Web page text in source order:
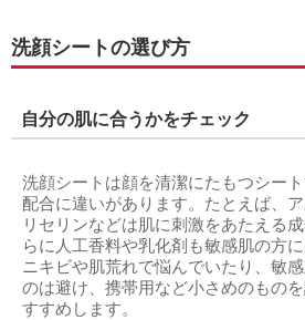
洗顔シートの選び方
自分の肌に合うかをチェック
洗顔シートは顔を清潔にたもつシー
配合に違いがあります。たとえば、
リセリンなどは肌に刺激をあたえる
らに人工香料や乳化剤も敏感肌の方
ニキビや肌荒れで悩んでいたり、敏
のは避け、携帯用など小さめのもの
すすめします。